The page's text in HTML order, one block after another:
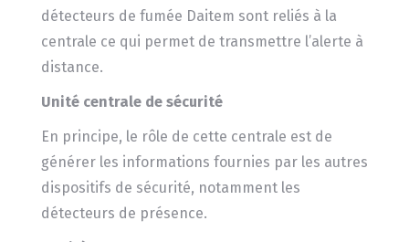
détecteurs de fumée Daitem sont reliés à la
centrale ce qui permet de transmettre l’alerte à
distance.
Unité centrale de sécurité
En principe, le rôle de cette centrale est de
générer les informations fournies par les autres
dispositifs de sécurité, notamment les
détecteurs de présence.